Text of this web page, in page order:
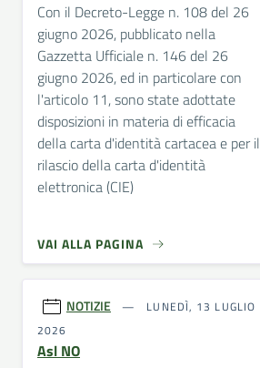
Con il Decreto-Legge n. 108 del 26
giugno 2026, pubblicato nella
Gazzetta Ufficiale n. 146 del 26
giugno 2026, ed in particolare con
l'articolo 11, sono state adottate
disposizioni in materia di efficacia
della carta d'identità cartacea e per il
rilascio della carta d'identità
elettronica (CIE)
VAI ALLA PAGINA
NOTIZIE
LUNEDÌ, 13 LUGLIO
2026
Asl NO